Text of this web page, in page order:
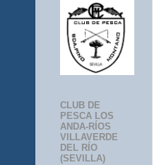
CLUB DE
PESCA LOS
ANDA-RÍOS
VILLAVERDE
DEL RÍO
(SEVILLA)